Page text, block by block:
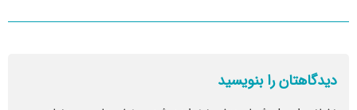
دیدگاهتان را بنویسید